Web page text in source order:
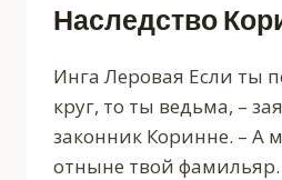
Наследство
Инга Леровая Если ты
круг, то ты ведьма, –
законник Коринне. – А
отныне твой